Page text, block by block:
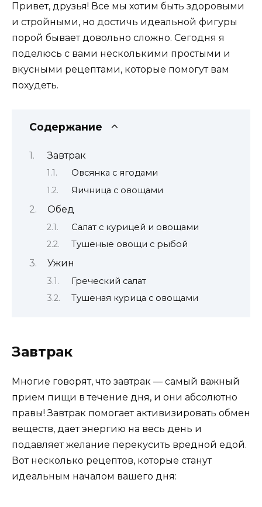
Привет, друзья! Все мы хотим быть здоровыми
и стройными, но достичь идеальной фигуры
порой бывает довольно сложно. Сегодня я
поделюсь с вами несколькими простыми и
вкусными рецептами, которые помогут вам
похудеть.
Содержание
Завтрак
Овсянка с ягодами
Яичница с овощами
Обед
Салат с курицей и овощами
Тушеные овощи с рыбой
Ужин
Греческий салат
Тушеная курица с овощами
Завтрак
Многие говорят, что завтрак — самый важный
прием пищи в течение дня, и они абсолютно
правы! Завтрак помогает активизировать обмен
веществ, дает энергию на весь день и
подавляет желание перекусить вредной едой.
Вот несколько рецептов, которые станут
идеальным началом вашего дня: